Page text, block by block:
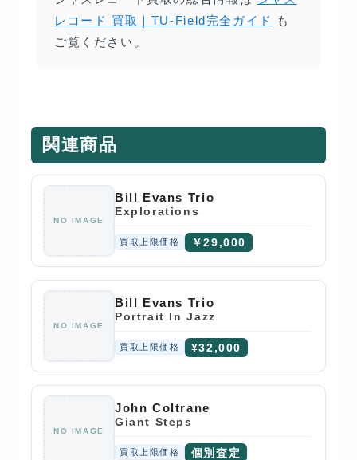
レコード 買取｜TU-Field完全ガイド
も
ご覧ください。
関連商品
NO IMAGE
Bill Evans Trio
Explorations
買取上限価格 ￥29,000
NO IMAGE
Bill Evans Trio
Portrait In Jazz
買取上限価格 ¥32,000
NO IMAGE
John Coltrane
Giant Steps
買取上限価格 個別査定